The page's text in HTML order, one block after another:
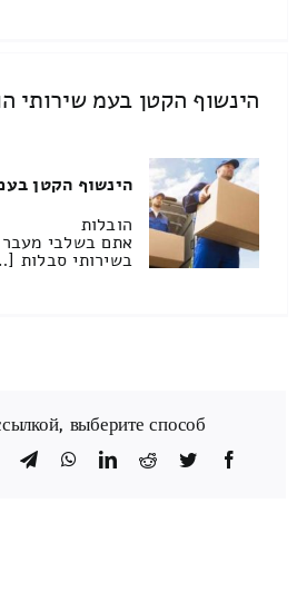
הינשוף הקטן בעמ שירותי
הינשוף הקטן
הובלות
אתם בשלבי מעבר
בשירותי סבלות
выберите способ!
Facebook
Twitter
Reddit
LinkedIn